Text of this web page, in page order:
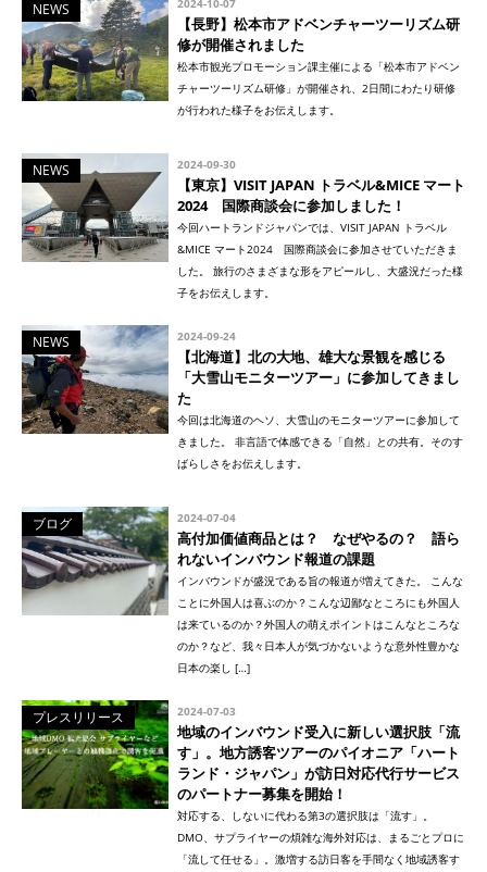
NEWS 2024-10-07
【長野】松本市アドベンチャーツーリズム研
修が開催されました
松本市観光プロモーション課主催による「松本市アドベン
チャーツーリズム研修」が開催され、2日間にわたり研修
が行われた様子をお伝えします。
NEWS 2024-09-30
【東京】VISIT JAPAN トラベル&MICE マート
2024 国際商談会に参加しました！
今回ハートランドジャパンでは、VISIT JAPAN トラベル
&MICE マート2024 国際商談会に参加させていただきま
した。 旅行のさまざまな形をアピールし、大盛況だった様
子をお伝えします。
NEWS 2024-09-24
【北海道】北の大地、雄大な景観を感じる
「大雪山モニターツアー」に参加してきまし
た
今回は北海道のヘソ、大雪山のモニターツアーに参加して
きました。 非言語で体感できる「自然」との共有。そのす
ばらしさをお伝えします。
ブログ 2024-07-04
高付加価値商品とは？ なぜやるの？ 語ら
れないインバウンド報道の課題
インバウンドが盛況である旨の報道が増えてきた。 こんな
ことに外国人は喜ぶのか？こんな辺鄙なところにも外国人
は来ているのか？外国人の萌えポイントはこんなところな
のか？など、我々日本人が気づかないような意外性豊かな
日本の楽し […]
プレスリリース 2024-07-03
地域のインバウンド受入に新しい選択肢「流
す」。地方誘客ツアーのパイオニア「ハート
ランド・ジャパン」が訪日対応代行サービス
のパートナー募集を開始！
対応する、しないに代わる第3の選択肢は「流す」。
DMO、サプライヤーの煩雑な海外対応は、まるごとプロに
「流して任せる」。激増する訪日客を手間なく地域誘客す